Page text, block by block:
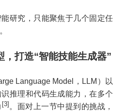
研究，只能聚焦于几个固定任
，打造“智能技能生成器”
Language Model，LLM）以
推理和代码生成能力，在多个
[3] 。面对上一节中提到的挑战，